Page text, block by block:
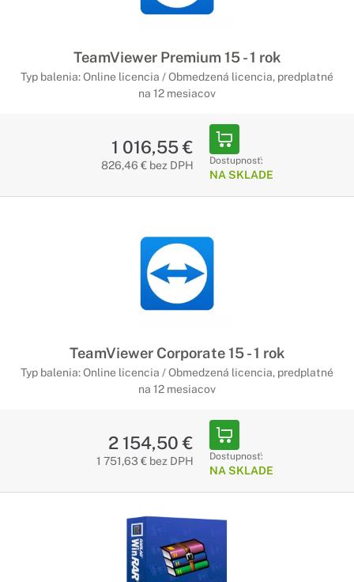
TeamViewer Premium 15 - 1 rok
Typ balenia: Online licencia / Obmedzená licencia, predplatné
na 12 mesiacov
1 016,55 €
826,46 € bez DPH Dostupnosť:
NA SKLADE
TeamViewer Corporate 15 - 1 rok
Typ balenia: Online licencia / Obmedzená licencia, predplatné
na 12 mesiacov
2 154,50 €
1 751,63 € bez DPH Dostupnosť:
NA SKLADE